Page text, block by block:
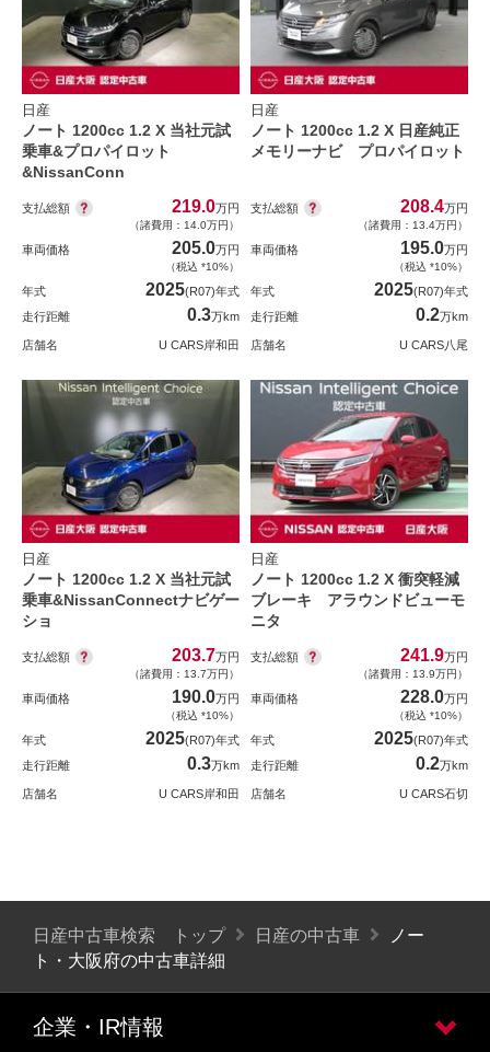
日産
ノート 1200cc 1.2 X 当社元試
乗車&プロパイロット
&NissanConn
支払総額 219.0万円
（諸費用：14.0万円）
車両価格 205.0万円
（税込 *10%）
年式 2025(R07)年式
走行距離
0.3万km
店舗名 U CARS岸和田
日産
ノート 1200cc 1.2 X 日産純正
メモリーナビ プロパイロット
支払総額 208.4万円
（諸費用：13.4万円）
車両価格 195.0万円
（税込 *10%）
年式 2025(R07)年式
走行距離
0.2万km
店舗名 U CARS八尾
日産
ノート 1200cc 1.2 X 当社元試
乗車&NissanConnectナビゲー
ショ
支払総額 203.7万円
（諸費用：13.7万円）
車両価格 190.0万円
（税込 *10%）
年式 2025(R07)年式
走行距離
0.3万km
店舗名 U CARS岸和田
日産
ノート 1200cc 1.2 X 衝突軽減
ブレーキ アラウンドビューモ
ニタ
支払総額 241.9万円
（諸費用：13.9万円）
車両価格 228.0万円
（税込 *10%）
年式 2025(R07)年式
走行距離
0.2万km
店舗名 U CARS石切
日産中古車検索 トップ 日産の中古車
ノー
ト・大阪府の中古車詳細
企業・IR情報